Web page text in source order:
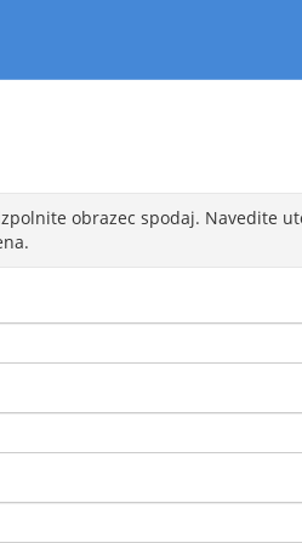
obrazec spodaj. Navedite